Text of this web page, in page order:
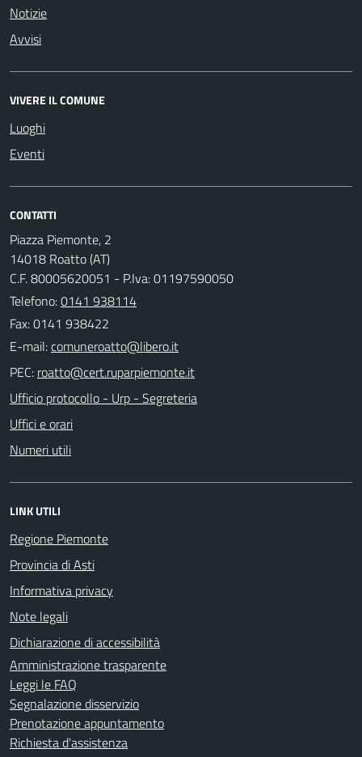
Notizie
Avvisi
VIVERE IL COMUNE
Luoghi
Eventi
CONTATTI
Piazza Piemonte, 2
14018 Roatto (AT)
C.F. 80005620051 - P.Iva: 01197590050
Telefono:0141 938114
Fax: 0141 938422
E-mail:
PEC:
Ufficio protocollo - Urp - Segreteria
Uffici e orari
Numeri utili
LINK UTILI
Regione Piemonte
Provincia di Asti
Informativa privacy
Note legali
Dichiarazione di accessibilità
Amministrazione trasparente
Leggi le FAQ
Segnalazione disservizio
Prenotazione appuntamento
Richiesta d'assistenza